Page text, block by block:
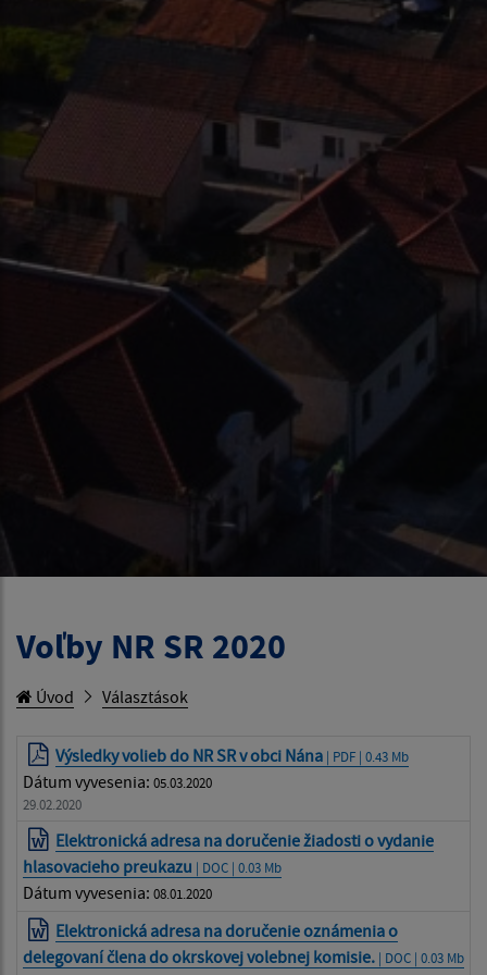
Voľby NR SR 2020
Úvod Választások
Výsledky volieb do NR SR v obci Nána | PDF | 0.43 Mb
Dátum vyvesenia: 05.03.2020
29.02.2020
Elektronická adresa na doručenie žiadosti o vydanie
hlasovacieho preukazu | DOC | 0.03 Mb
Dátum vyvesenia: 08.01.2020
Elektronická adresa na doručenie oznámenia o
delegovaní člena do okrskovej volebnej komisie. | DOC | 0.03 Mb